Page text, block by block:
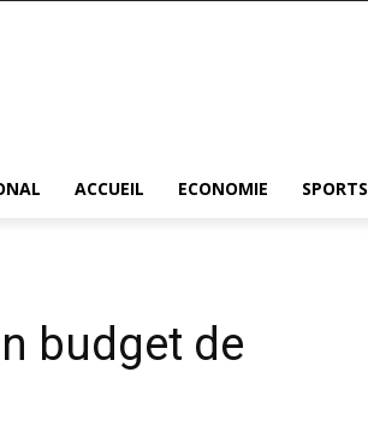
ACCUEIL ECONOMIE SPORTS
budget de